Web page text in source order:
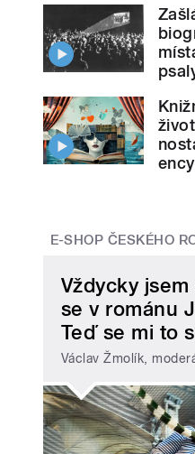
E-SHOP ČESKÉHO
Vždycky
se v románu
Teď se mi to
Václav Žmolík,